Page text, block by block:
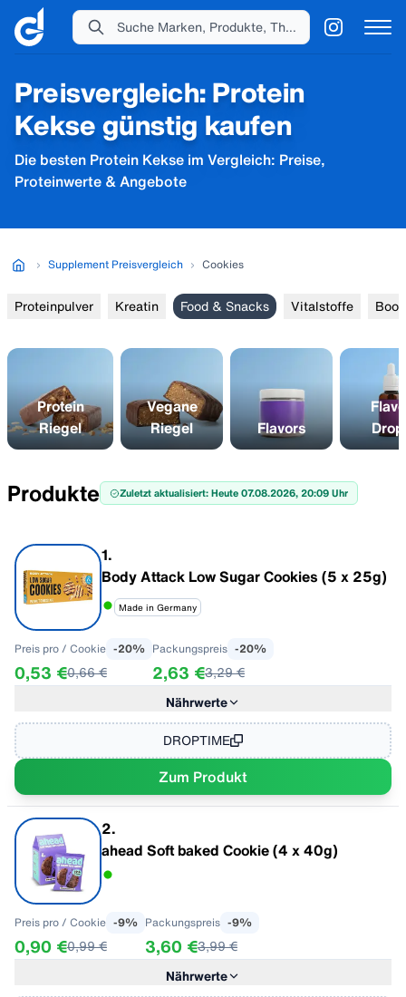
Preisvergleich: Protein
Kekse günstig kaufen
Die besten Protein Kekse im Vergleich: Preise,
Proteinwerte & Angebote
› Supplement Preisvergleich › Cookies
Proteinpulver Kreatin Food & Snacks Vitalstoffe
Protein
Riegel
Vegane
Riegel
Flavors
Produkte Zuletzt aktualisiert: Heute 07.08.2026, 20:09 Uhr
1.
Body Attack Low Sugar Cookies (5 x 25g)
Made in Germany
Nährwerte
Fett 26,0 g
- davon gesättigte Fettsäuren
Kohlenhydrate 56,0 g
- davon Zucker
Eiweiß
Salz
Preis pro / Cookie -20%
0,53 €0,66 €
Packungspreis -20%
2,63 €3,29 €
DROPTIME
Zum Produkt
2.
ahead Soft baked Cookie (4 x 40g)
Nährwerte
Preis pro / Cookie -9%
0,90 €0,99 €
Packungspreis -9%
3,60 €3,99 €